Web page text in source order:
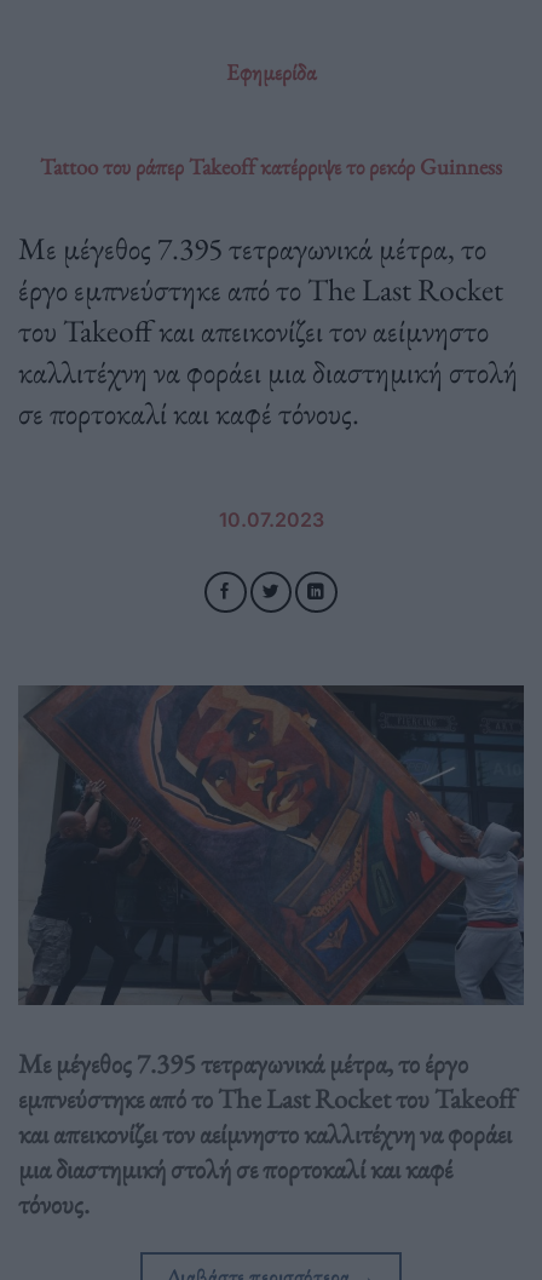
Εφημερίδα
Tattoo του ράπερ Takeoff κατέρριψε το ρεκόρ Guinness
Με μέγεθος 7.395 τετραγωνικά μέτρα, το
έργο εμπνεύστηκε από το The Last Rocket
του Takeoff και απεικονίζει τον αείμνηστο
καλλιτέχνη να φοράει μια διαστημική στολή
σε πορτοκαλί και καφέ τόνους.
10.07.2023
Με μέγεθος 7.395 τετραγωνικά μέτρα, το έργο
εμπνεύστηκε από το The Last Rocket του Takeoff
και απεικονίζει τον αείμνηστο καλλιτέχνη να φοράει
μια διαστημική στολή σε πορτοκαλί και καφέ
τόνους.